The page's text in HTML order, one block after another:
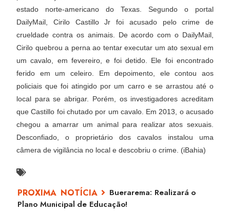
estado norte-americano do Texas. Segundo o portal
DailyMail, Cirilo Castillo Jr foi acusado pelo crime de
crueldade contra os animais. De acordo com o DailyMail,
Cirilo quebrou a perna ao tentar executar um ato sexual em
um cavalo, em fevereiro, e foi detido. Ele foi encontrado
ferido em um celeiro. Em depoimento, ele contou aos
policiais que foi atingido por um carro e se arrastou até o
local para se abrigar. Porém, os investigadores acreditam
que Castillo foi chutado por um cavalo. Em 2013, o acusado
chegou a amarrar um animal para realizar atos sexuais.
Desconfiado, o proprietário dos cavalos instalou uma
câmera de vigilância no local e descobriu o crime. (iBahia)
Buerarema: Realizará o
Plano Municipal de Educação!